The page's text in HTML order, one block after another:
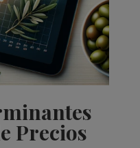
Precios